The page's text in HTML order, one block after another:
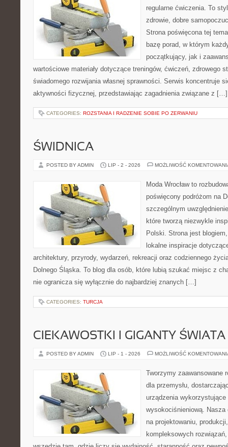
regularne ćwiczenia. To
zdrowie, dobre
Strona poświęcona tej
bazę porad, w którym
początkujący, jak i
wartościowe materiały dotyczące treningów, ćwiczeń, zdrowego
świadomego rozwijania własnej sprawności. Serwis koncentruje
aktywności fizycznej, przedstawiając zagadnienia związane z […]
CATEGORIES: ROZSTANIA I RADZENIE SOBIE PO ZERWANIU
ŚWIDNICA
POSTED BY ADMIN LIP - 2 - 2026 MOŻLIWOŚĆ
Moda Wrocław to
poświęcony podróżom na
szczególnym
które tworzą niezwykle
Polski. Strona jest
lokalne inspiracje
architektury, przyrody, wydarzeń, rekreacji oraz codziennego
Dolnego Śląska. To blog dla osób, które lubią szukać miejsc z
nie ogranicza się wyłącznie do najbardziej znanych […]
CATEGORIES: TURCJA
CIEKAWOSTKI I GIGANTY ŚWIATA
POSTED BY ADMIN LIP - 1 - 2026 MOŻLIWOŚĆ
Tworzymy zaawansowane
dla przemysłu,
urządzenia wykorzystujące
wysokociśnieniową. Nasza
na projektowaniu,
kompleksowych